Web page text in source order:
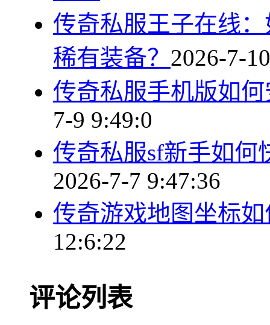
传奇私服王子在线
稀有装备？ 2026-7-
传奇私服手机版如
7-9 9:49:0
传奇私服sf新手如何
2026-7-7 9:47:36
传奇游戏地图坐标
12:6:22
评论列表